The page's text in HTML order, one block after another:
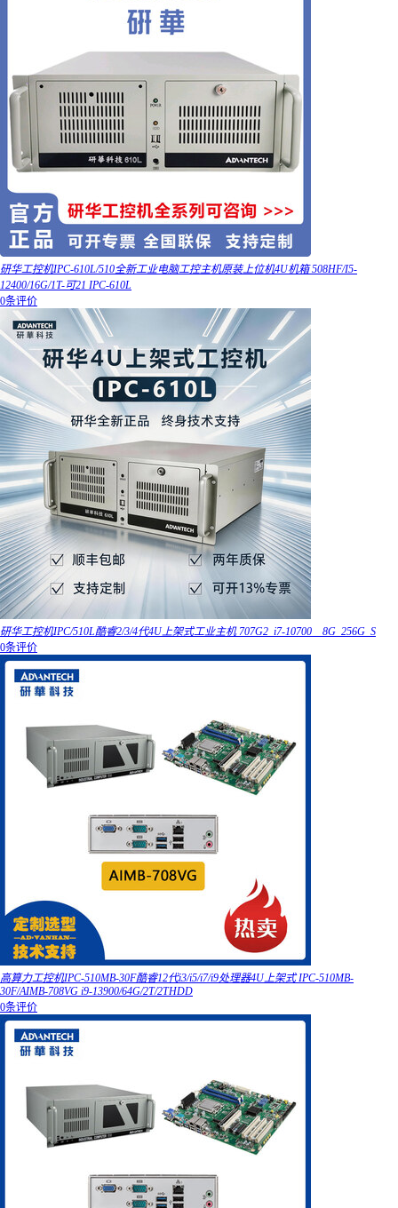
研华工控机IPC-610L/510全新工业电脑工控主机原装上位机4U机箱 508HF/I5-
12400/16G/1T-可21 IPC-610L
0条评价
研华工控机IPC/510L酷睿2/3/4代4U上架式工业主机 707G2_i7-10700__8G_256G_S
0条评价
高算力工控机IPC-510MB-30F酷睿12代i3/i5/i7/i9处理器4U上架式 IPC-510MB-
30F/AIMB-708VG i9-13900/64G/2T/2THDD
0条评价